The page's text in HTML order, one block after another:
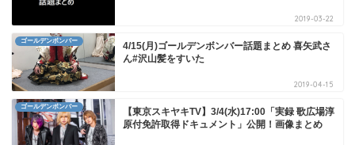
2019-03-22
ゴールデンボンバー
4/15(月)ゴールデンボンバー話題まとめ 喜矢武さ
ん#沢山髪をすいた
2019-04-15
ゴールデンボンバー
【東京スキヤキTV】3/4(水)17:00「実録 歌広場淳
原付免許取得ドキュメント」公開！画像まとめ